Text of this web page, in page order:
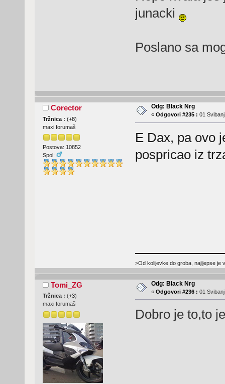
junacki
Poslano sa
Corector
Tržnica : (+8)
maxi forumaš
Postova: 10852
Spol:
Odg: Black Nrg
« Odgovori #235 : 01
E Dax, pa ovo
pospricao iz
>Od kolijevke do groba, najljepse je
Tomi_ZG
Tržnica : (+3)
maxi forumaš
Odg: Black Nrg
« Odgovori #236 : 01
Dobro je to,to